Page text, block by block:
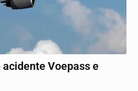
Voepass e